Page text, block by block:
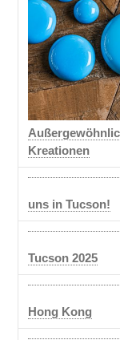
Kreationen
uns in Tucson!
Tucson 2025
Hong Kong